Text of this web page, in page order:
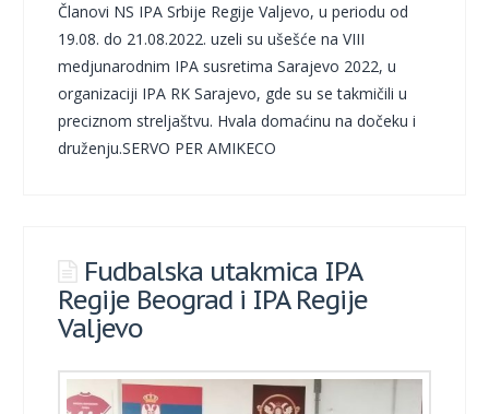
Članovi NS IPA Srbije Regije Valjevo, u periodu od
19.08. do 21.08.2022. uzeli su ušešće na VIII
medjunarodnim IPA susretima Sarajevo 2022, u
organizaciji IPA RK Sarajevo, gde su se takmičili u
preciznom streljaštvu. Hvala domaćinu na dočeku i
druženju.SERVO PER AMIKECO
Fudbalska utakmica IPA
Regije Beograd i IPA Regije
Valjevo